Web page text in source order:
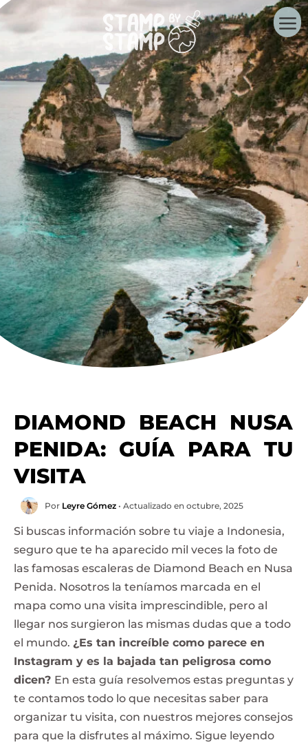
DIAMOND BEACH NUSA
PENIDA: GUÍA PARA TU
VISITA
Por Leyre Gómez • Actualizado en octubre, 2025
Si buscas información sobre tu viaje a Indonesia,
seguro que te ha aparecido mil veces la foto de
las famosas escaleras de Diamond Beach en Nusa
Penida. Nosotros la teníamos marcada en el
mapa como una visita imprescindible, pero al
llegar nos surgieron las mismas dudas que a todo
el mundo. ¿Es tan increíble como parece en
Instagram y es la bajada tan peligrosa como
dicen? En esta guía resolvemos estas preguntas y
te contamos todo lo que necesitas saber para
organizar tu visita, con nuestros mejores consejos
para que la disfrutes al máximo. Sigue leyendo